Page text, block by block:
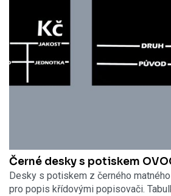
Černé desky s potiskem
Desky s potiskem z černého
pro popis křídovými popisovači.